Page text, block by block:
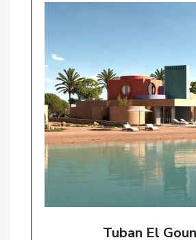
Tuban El